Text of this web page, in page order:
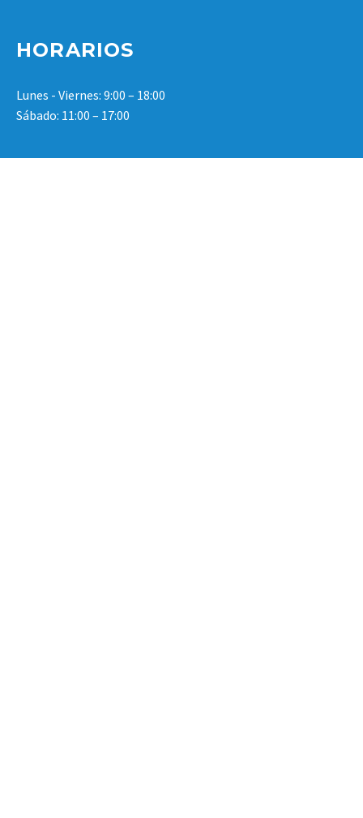
HORARIOS
Lunes - Viernes: 9:00 – 18:00
Sábado: 11:00 – 17:00